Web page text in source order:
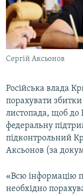
ВІДЕОУРОКИ «ELIFBE»
СВІДЧЕННЯ ОКУПАЦІЇ
УКРАЇНСЬКА
ІНФОГРАФІКА
Русский
Qırımtatar
ДОЛУЧАЙСЯ!
Усі сайти RFE/RL
Сергій Аксьонов
Російська влада
порахувати
листопада, щоб до
федеральну
підконтрольний
Аксьонов (за
«Всю інформацію
необхідно